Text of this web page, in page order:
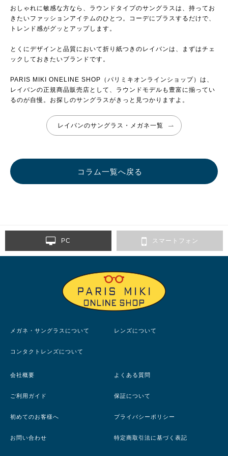
おしゃれに敏感な方なら、ラウンドタイプのサングラスは、持ってお
きたいファッションアイテムのひとつ。コーデにプラスするだけで、
トレンド感がグッとアップします。
とくにデザインと品質において折り紙つきのレイバンは、まずはチェ
ックしておきたいブランドです。
PARIS MIKI ONELINE SHOP（パリミキオンラインショップ）は、
レイバンの正規商品販売店として、ラウンドモデルも豊富に揃ってい
るのが自慢。お探しのサングラスがきっと見つかりますよ。
レイバンのサングラス・メガネ一覧
コラム一覧へ戻る
PC スマートフォン
メガネ・サングラスについて レンズについて
コンタクトレンズについて
会社概要 よくある質問
ご利用ガイド 保証について
初めてのお客様へ プライバシーポリシー
お問い合わせ 特定商取引法に基づく表記